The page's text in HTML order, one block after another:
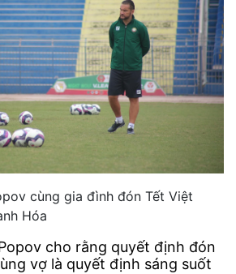
cùng gia đình đón Tết Việt
Hóa
cho rằng quyết định đón
vợ là quyết định sáng suốt